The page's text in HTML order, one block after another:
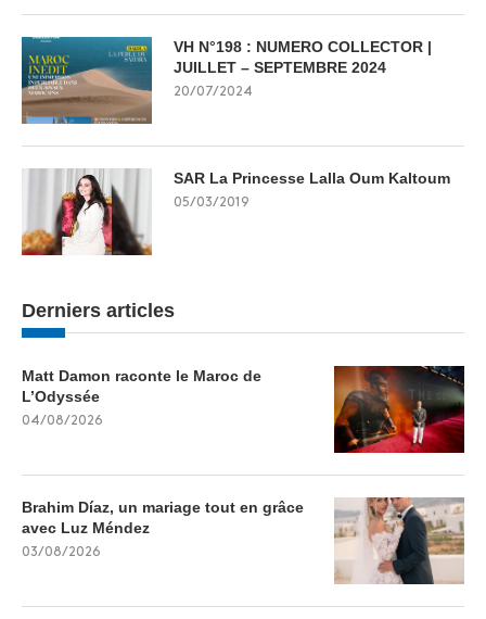
VH N°198 : NUMERO COLLECTOR |
JUILLET – SEPTEMBRE 2024
20/07/2024
SAR La Princesse Lalla Oum Kaltoum
05/03/2019
Derniers articles
Matt Damon raconte le Maroc de
L’Odyssée
04/08/2026
Brahim Díaz, un mariage tout en grâce
avec Luz Méndez
03/08/2026